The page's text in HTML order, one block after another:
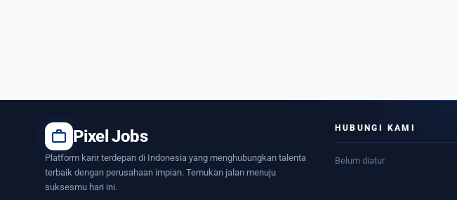
work Pixel Jobs
Platform karir terdepan di Indonesia yang menghubungkan talenta
terbaik dengan perusahaan impian. Temukan jalan menuju
suksesmu hari ini.
HUBUNGI KAMI
Belum diatur